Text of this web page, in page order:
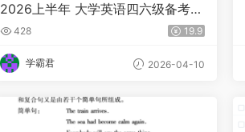
2026上半年 大学英语四六级备考资
料合集 128GB
428 19.9
学霸君 2026-04-10